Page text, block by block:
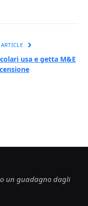
ARTICLE
usa e getta M&E
un guadagno dagli